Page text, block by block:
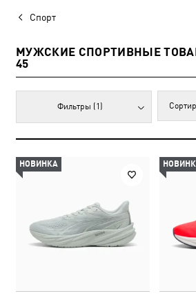
Спорт
МУЖСКИЕ СПОРТИВНЫЕ
45
Фильтры (1)
НОВИНКА